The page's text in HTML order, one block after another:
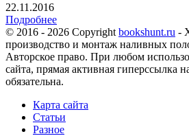
22.11.2016
Подробнее
© 2016 - 2026 Copyright bookshunt.ru -
производство и монтаж наливных
Авторское право. При любом
сайта, прямая активная гиперссылка
обязательна.
Карта сайта
Статьи
Разное